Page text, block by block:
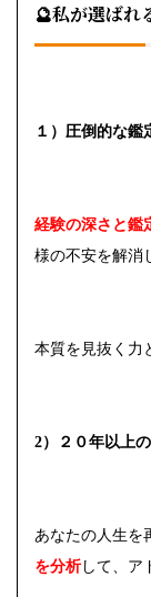
🔮私が選ばれ
１）圧倒的な鑑
経験の深さと鑑
様の不安を解消
本質を見抜く力
2）２０年以上
あなたの人生を
を分析して、ア